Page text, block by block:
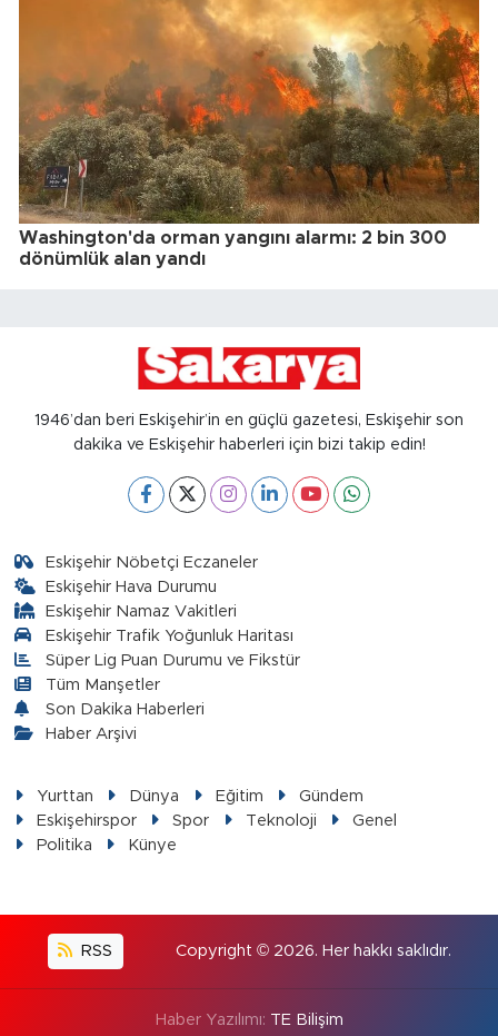
Washington'da orman yangını alarmı: 2 bin 300
dönümlük alan yandı
1946’dan beri Eskişehir’in en güçlü gazetesi, Eskişehir son
dakika ve Eskişehir haberleri için bizi takip edin!
Eskişehir Nöbetçi Eczaneler
Eskişehir Hava Durumu
Eskişehir Namaz Vakitleri
Eskişehir Trafik Yoğunluk Haritası
Süper Lig Puan Durumu ve Fikstür
Tüm Manşetler
Son Dakika Haberleri
Haber Arşivi
Yurttan Dünya Eğitim
Gündem
Eskişehirspor
Spor Teknoloji
Genel
Politika
Künye
RSS Copyright © 2026. Her hakkı saklıdır.
Haber Yazılımı: TE Bilişim